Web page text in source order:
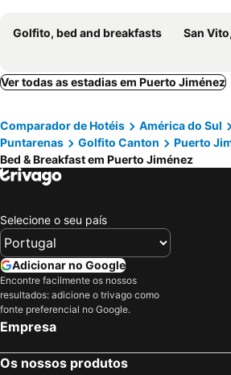
Golfito, bed and breakfasts San
Ver todas as estadias em Puerto Jiménez
Comparador de Hotéis América do Sul
Puntarenas
Golfito Canton
Puerto
Bed & Breakfast em Puerto Jiménez
Selecione o seu país
Adicionar no Google
Encontre facilmente os nossos
resultados: adicione o trivago como
fonte preferencial no Google.
Empresa
Os nossos produtos